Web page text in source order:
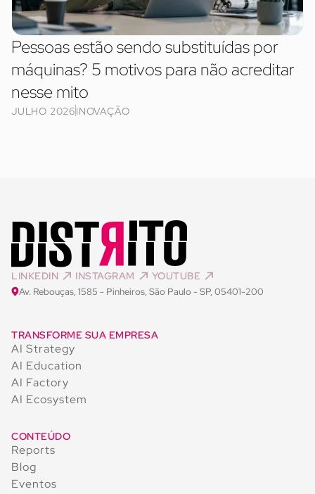
Pessoas estão sendo substituídas por
máquinas? 5 motivos para não acreditar
nesse mito
JULHO 2026INOVAÇÃO
LINKEDIN INSTAGRAM YOUTUBE
Av. Rebouças, 1585 - Pinheiros, São Paulo - SP, 05401-200
TRANSFORME SUA EMPRESA
AI Strategy
AI Education
AI Factory
AI Ecosystem
CONTEÚDO
Reports
Blog
Eventos